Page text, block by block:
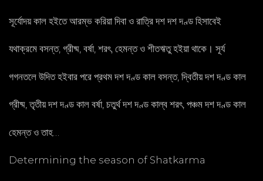
সূর্যোদয় কাল হইতে আরম্ভ করিয়া দিবা ও রাত্রি দশ দশ দণ্ড হিসাবেই
যথাক্রমে বসন্ত, গ্রীষ্ম, বর্ষা, শরৎ, হেমন্ত ও শীতঋতু হইয়া থাকে। সূর্য
গগনতলে উদিত হইবার পরে প্রথম দশ দণ্ড কাল বসন্ত, দ্বিতীয় দশ দণ্ড কাল
গ্রীষ্ম, তৃতীয় দশ দণ্ড কাল বর্ষা, চতুর্থ দশ দণ্ড কাল্ব শরৎ, পঞ্চম দশ দণ্ড কাল
হেমন্ত ও তাহ…
Determining the season of Shatkarma